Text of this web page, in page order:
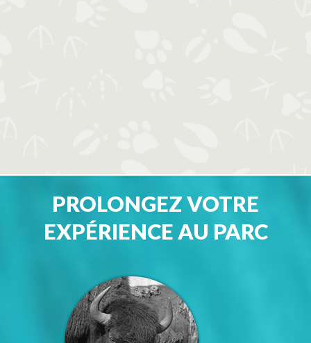
PROLONGEZ VOTRE
EXPÉRIENCE AU PARC